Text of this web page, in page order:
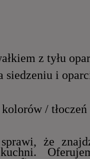
z tyłu
siedzeniu i
/
że